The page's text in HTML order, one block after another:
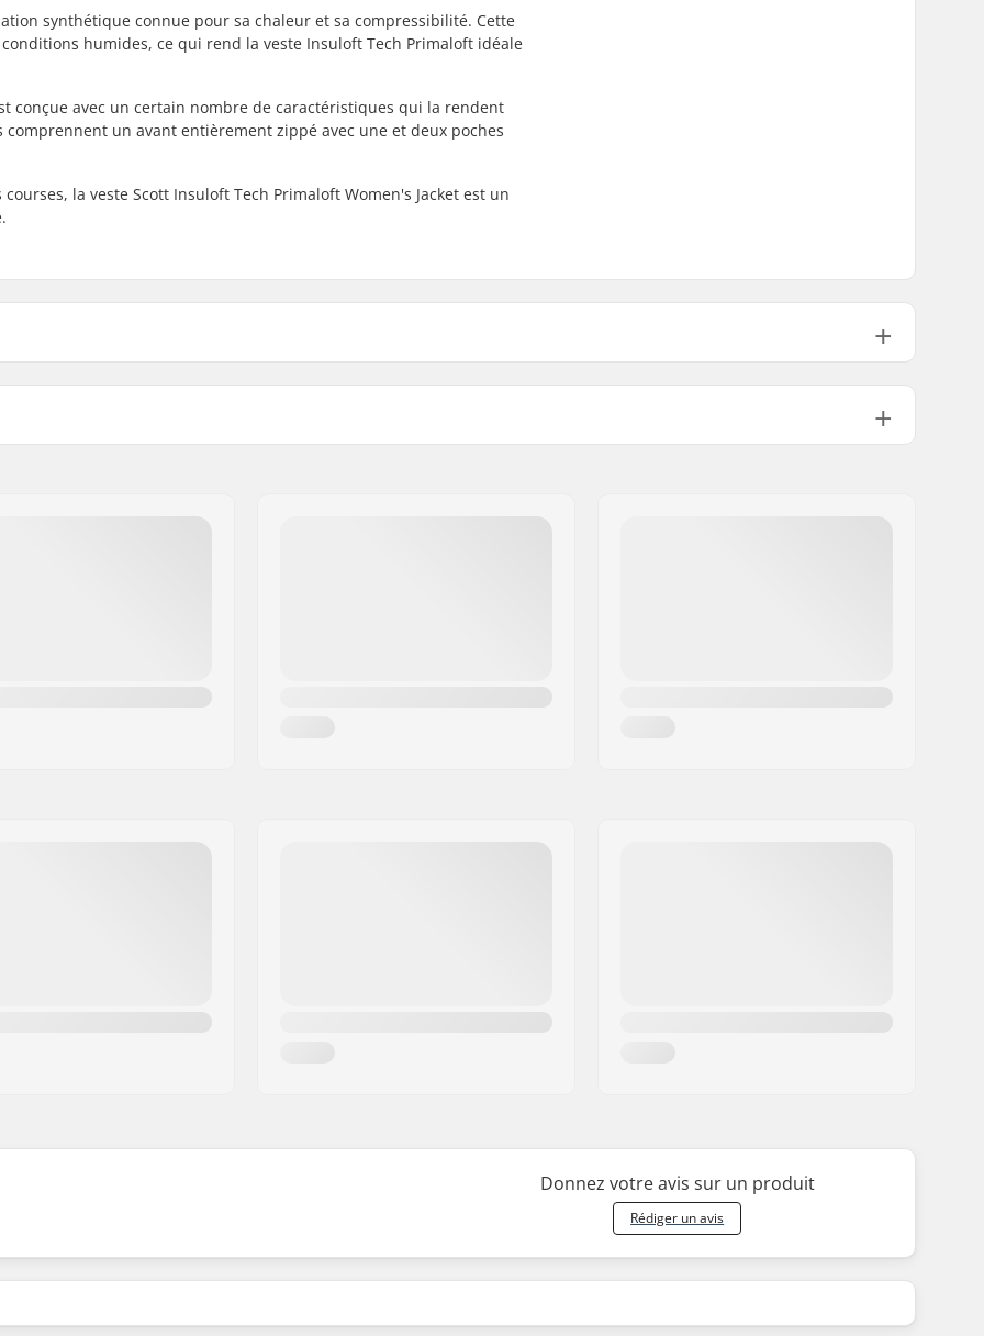
synthétique connue pour sa chaleur et sa compressibilité. Cette
humides, ce qui rend la veste Insuloft Tech Primaloft idéale
conçue avec un certain nombre de caractéristiques qui la rendent
un avant entièrement zippé avec une et deux poches
la veste Scott Insuloft Tech Primaloft Women's Jacket est un
to Day
PrimaLoft, Thermacore
Construction en tissu:
2 couches
Sexe:
Femme
Donnez votre avis sur un produit
Rédiger un avis